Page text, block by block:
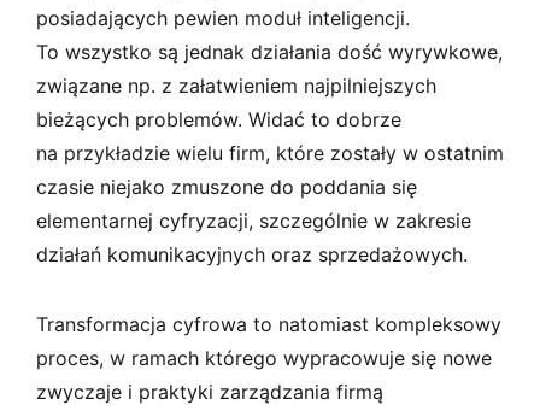
posiadających pewien moduł inteligencji.
To wszystko są jednak działania dość wyrywkowe,
związane np. z załatwieniem najpilniejszych
bieżących problemów. Widać to dobrze
na przykładzie wielu firm, które zostały w ostatnim
czasie niejako zmuszone do poddania się
elementarnej cyfryzacji, szczególnie w zakresie
działań komunikacyjnych oraz sprzedażowych.
Transformacja cyfrowa to natomiast kompleksowy
proces, w ramach którego wypracowuje się nowe
zwyczaje i praktyki zarządzania firmą